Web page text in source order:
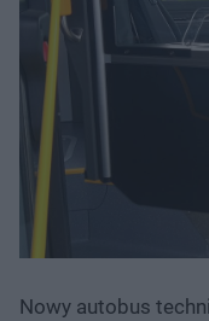
Nowy autobus